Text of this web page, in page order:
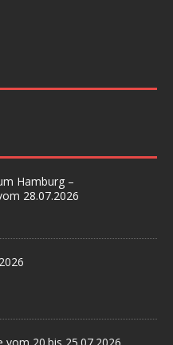
Hamburg –
28.07.2026
vom 20.bis 25.07.2026